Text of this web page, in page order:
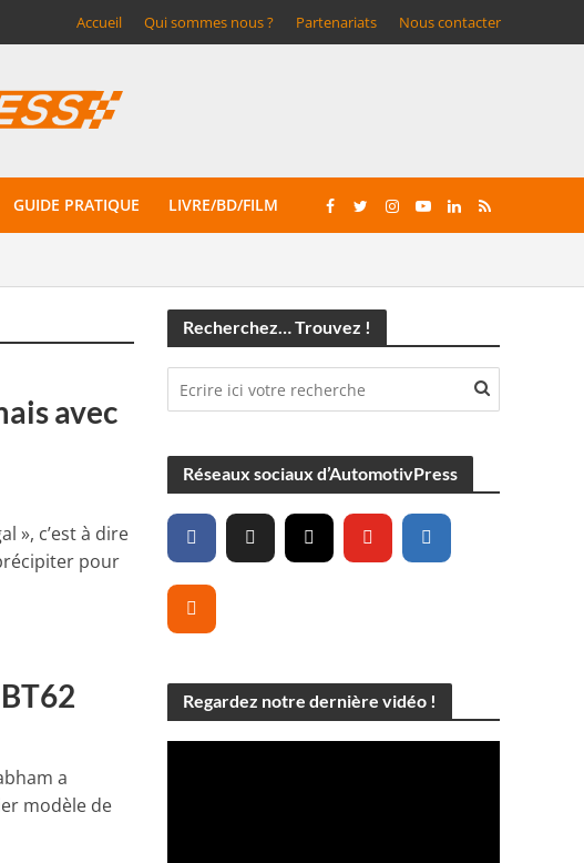
Accueil Qui sommes nous ? Partenariats Nous contacter
GUIDE PRATIQUE LIVRE/BD/FILM
avec
», c’est à dire
pour
a
modèle de
Recherchez… Trouvez !
Réseaux sociaux d’AutomotivPress
Regardez notre dernière vidéo !